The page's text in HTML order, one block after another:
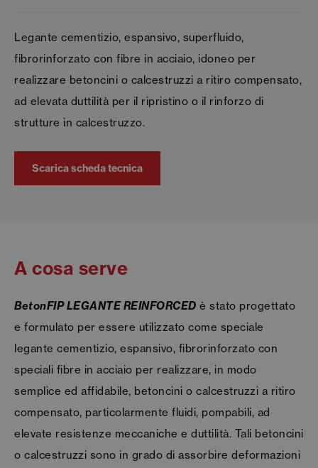
Legante cementizio, espansivo, superfluido,
fibrorinforzato con fibre in acciaio, idoneo per
realizzare betoncini o calcestruzzi a ritiro compensato,
ad elevata duttilità per il ripristino o il rinforzo di
strutture in calcestruzzo.
Scarica scheda tecnica
A cosa serve
BetonFIP LEGANTE REINFORCED è stato progettato
e formulato per essere utilizzato come speciale
legante cementizio, espansivo, fibrorinforzato con
speciali fibre in acciaio per realizzare, in modo
semplice ed affidabile, betoncini o calcestruzzi a ritiro
compensato, particolarmente fluidi, pompabili, ad
elevate resistenze meccaniche e duttilità. Tali betoncini
o calcestruzzi sono in grado di assorbire deformazioni